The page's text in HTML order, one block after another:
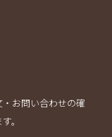
お問い合わせの確
。